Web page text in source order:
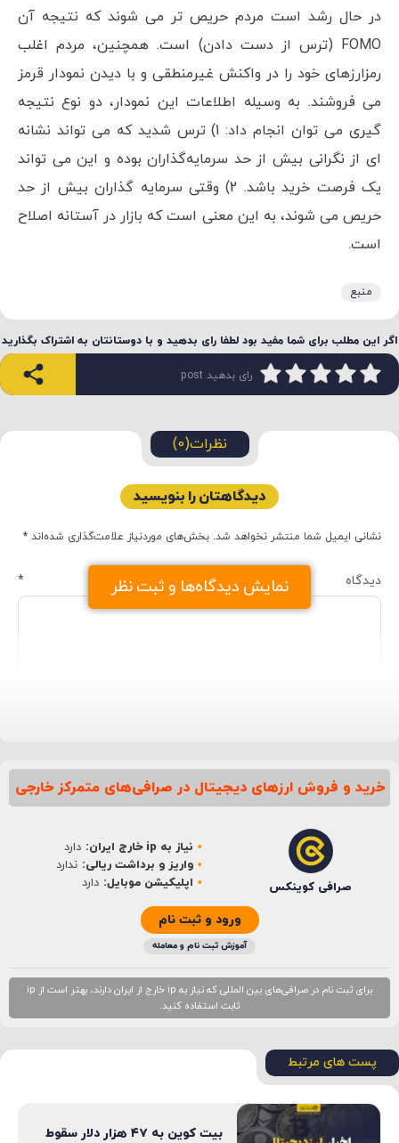
در حال رشد است مردم حریص تر می شوند که نتیجه آن
FOMO (ترس از دست دادن) است. همچنین، مردم اغلب
رمزارزهای خود را در واکنش غیرمنطقی و با دیدن نمودار قرمز
می‌ فروشند. به وسیله اطلاعات این نمودار، دو نوع نتیجه
گیری می توان انجام داد: 1) ترس شدید که می‌ تواند نشانه‌
ای از نگرانی بیش از حد سرمایه‌گذاران بوده و این می تواند
یک فرصت خرید باشد. 2) وقتی سرمایه گذاران بیش از حد
حریص می شوند، به این معنی است که بازار در آستانه اصلاح
است.
منبع
اگر این مطلب برای شما مفید بود لطفا رای بدهید و با دوستانتان به اشتراک بگذارید
رای بدهید post
نمایش دیدگاه‌ها و ثبت نظر
نظرات(0)
دیدگاهتان را بنویسید
نشانی ایمیل شما منتشر نخواهد شد. بخش‌های موردنیاز علامت‌گذاری شده‌اند *
دیدگاه *
نام*
خرید و فروش ارزهای دیجیتال در صرافی‌های متمرکز خارجی
صرافی کوینکس
نیاز به ip خارج ایران:
دارد
واریز و برداشت ریالی: ندارد
اپلیکیشن موبایل: دارد
ورود و ثبت نام
آموزش ثبت نام و معامله
برای ثبت نام در صرافی‌های بین المللی که نیاز به ip خارج از ایران دارند، بهتر است از ip
ثابت استفاده کنید.
پست های مرتبط
بیت کوین به ۴۷ هزار دلار سقوط